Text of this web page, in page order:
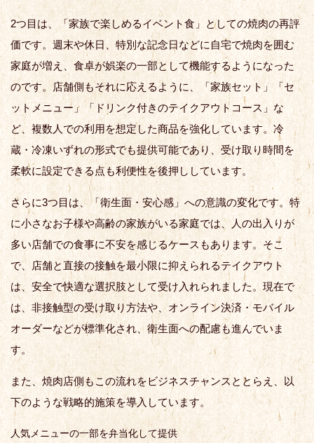
2つ目は、「家族で楽しめるイベント食」としての焼肉の再評
価です。週末や休日、特別な記念日などに自宅で焼肉を囲む
家庭が増え、食卓が娯楽の一部として機能するようになった
のです。店舗側もそれに応えるように、「家族セット」「セ
ットメニュー」「ドリンク付きのテイクアウトコース」な
ど、複数人での利用を想定した商品を強化しています。冷
蔵・冷凍いずれの形式でも提供可能であり、受け取り時間を
柔軟に設定できる点も利便性を後押ししています。
さらに3つ目は、「衛生面・安心感」への意識の変化です。特
に小さなお子様や高齢の家族がいる家庭では、人の出入りが
多い店舗での食事に不安を感じるケースもあります。そこ
で、店舗と直接の接触を最小限に抑えられるテイクアウト
は、安全で快適な選択肢として受け入れられました。現在で
は、非接触型の受け取り方法や、オンライン決済・モバイル
オーダーなどが標準化され、衛生面への配慮も進んでいま
す。
また、焼肉店側もこの流れをビジネスチャンスととらえ、以
下のような戦略的施策を導入しています。
人気メニューの一部を弁当化して提供